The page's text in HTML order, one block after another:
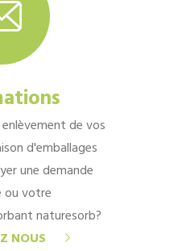
de vos
d'emballages
une demande
ou votre
naturesorb?
NOUS